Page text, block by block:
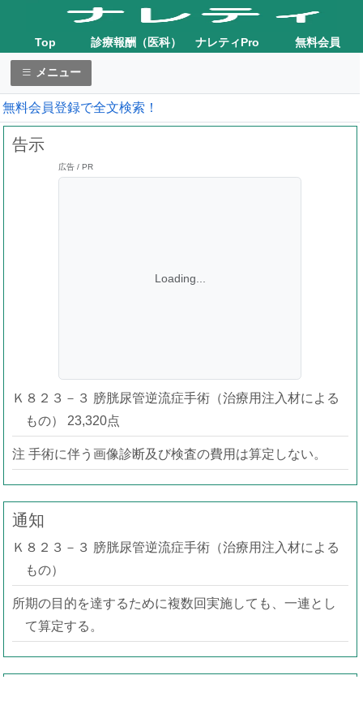
Top 診療報酬（医科） ナレティPro 無料会員
メニュー
無料会員登録で全文検索！
告示
広告 / PR
Loading...
Ｋ８２３－３ 膀胱尿管逆流症手術（治療用注入材による
もの） 23,320点
注 手術に伴う画像診断及び検査の費用は算定しない。
通知
Ｋ８２３－３ 膀胱尿管逆流症手術（治療用注入材による
もの）
所期の目的を達するために複数回実施しても、一連とし
て算定する。